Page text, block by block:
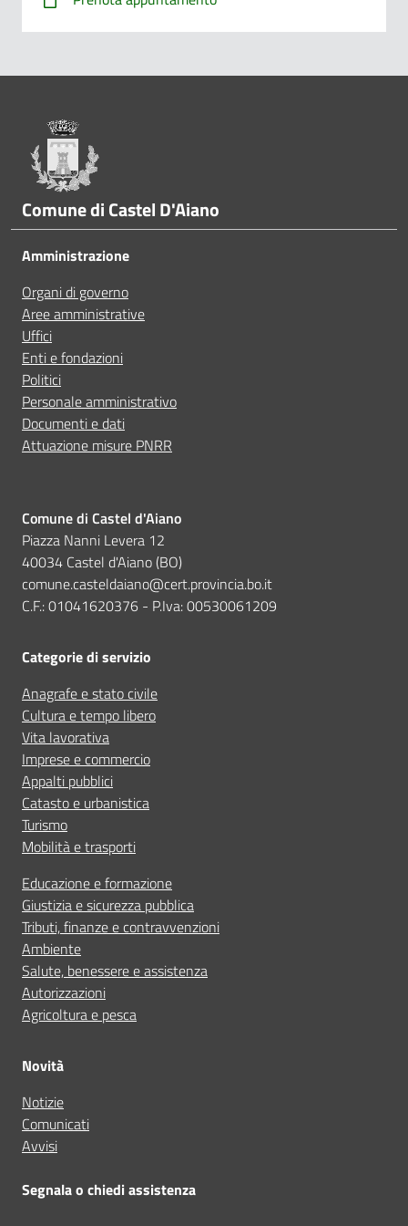
Dove hai incontrato le maggiori difficoltà?
1/2
A volte le indicazioni non erano complete
A volte non capivo se stavo procedendo
Ho avuto problemi tecnici
Altro
Pié di pagina
Comune di Castel D'Aiano
Amministrazione
Organi di governo
Aree amministrative
Uffici
Enti e fondazioni
Politici
Personale amministrativo
Documenti e dati
Attuazione misure PNRR
Comune di Castel d'Aiano
Piazza Nanni Levera 12
40034 Castel d'Aiano (BO)
comune.casteldaiano@cert.provincia.bo.it
C.F.: 01041620376 - P.Iva: 00530061209
Categorie di servizio
Anagrafe e stato civile
Cultura e tempo libero
Vita lavorativa
Imprese e commercio
Appalti pubblici
Catasto e urbanistica
Turismo
Mobilità e trasporti
Educazione e formazione
Giustizia e sicurezza pubblica
Tributi, finanze e contravvenzioni
Ambiente
Salute, benessere e assistenza
Autorizzazioni
Agricoltura e pesca
Novità
Notizie
Comunicati
Avvisi
Segnala o chiedi assistenza